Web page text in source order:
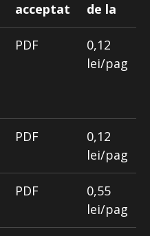
acceptat
de la
PDF
0,12
lei/pag
PDF
0,12
lei/pag
PDF
0,55
lei/pag